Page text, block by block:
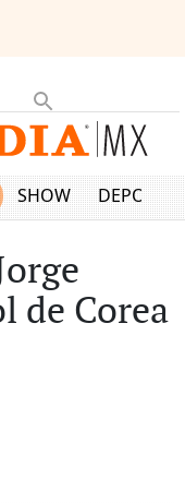
SHOW
de Corea